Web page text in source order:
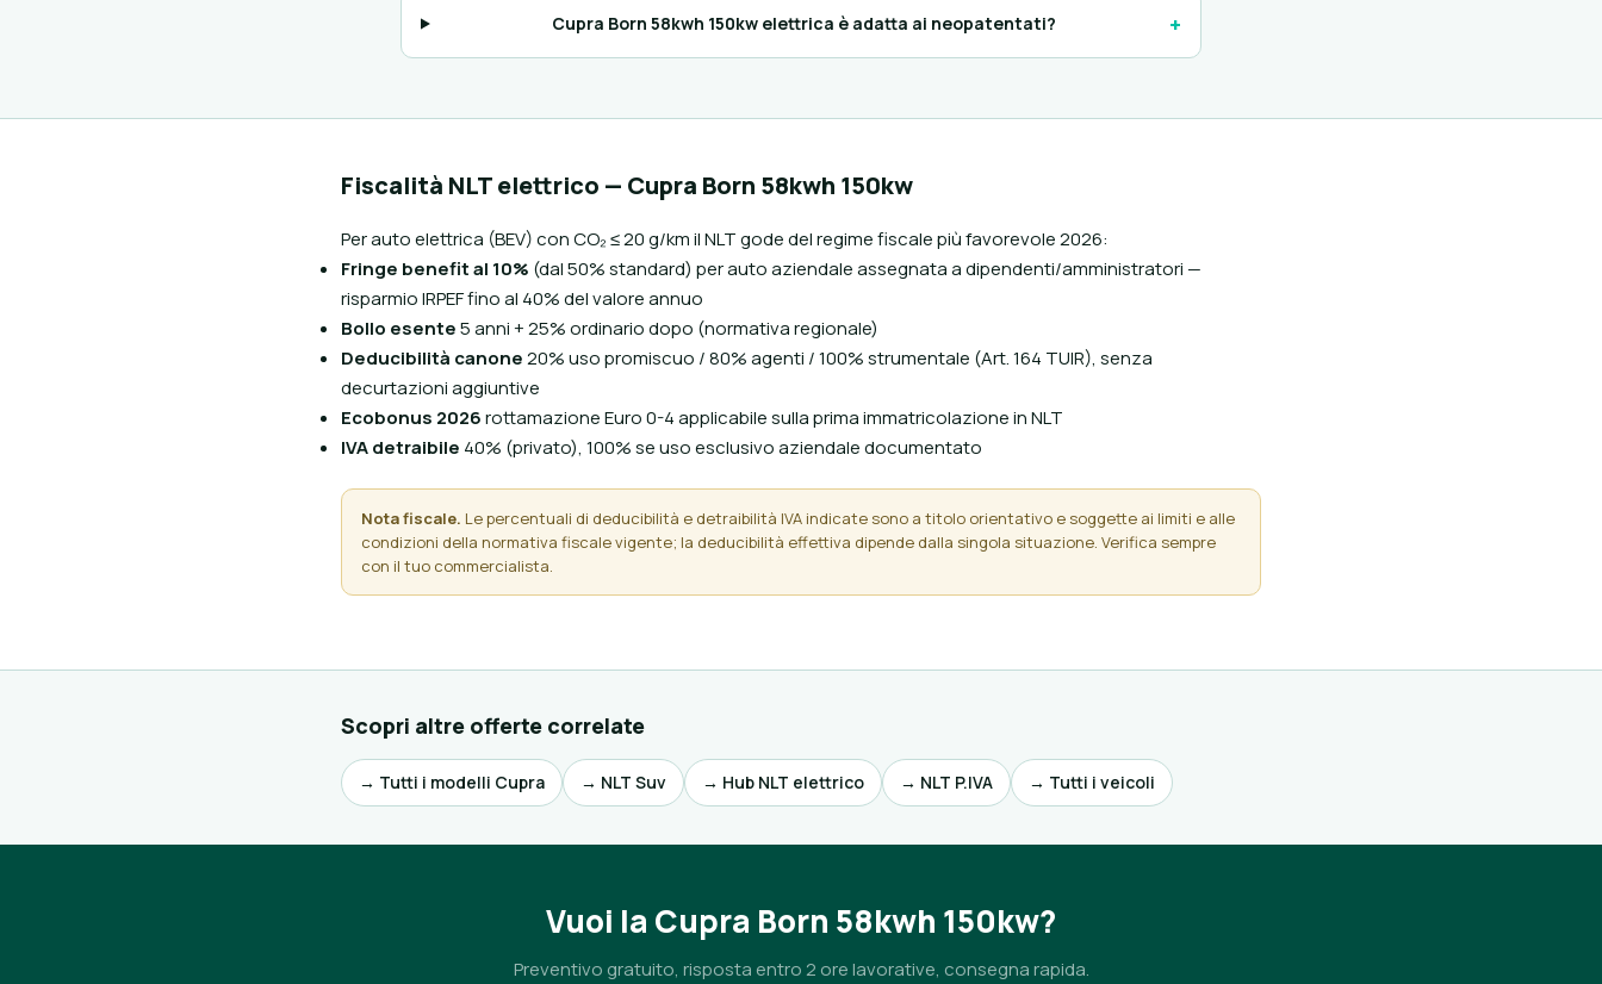
Cupra Born 58kwh 150kw elettrica è adatta ai neopatentati? +
Fiscalità NLT elettrico — Cupra Born 58kwh 150kw
Per auto elettrica (BEV) con CO₂ ≤ 20 g/km il NLT gode del regime fiscale più favorevole 2026:
Fringe benefit al 10% (dal 50% standard) per auto aziendale assegnata a dipendenti/amministratori —
risparmio IRPEF fino al 40% del valore annuo
Bollo esente5 anni + 25% ordinario dopo (normativa regionale)
Deducibilità canone20% uso promiscuo / 80% agenti / 100% strumentale (Art. 164 TUIR), senza
decurtazioni aggiuntive
Ecobonus 2026rottamazione Euro 0-4 applicabile sulla prima immatricolazione in NLT
IVA detraibile 40% (privato), 100% se uso esclusivo aziendale documentato
Nota fiscale. Le percentuali di deducibilità e detraibilità IVA indicate sono a titolo orientativo e soggette ai limiti e alle
condizioni della normativa fiscale vigente; la deducibilità effettiva dipende dalla singola situazione. Verifica sempre
con il tuo commercialista.
Scopri altre offerte correlate
→ Tutti i modelli Cupra → NLT Suv → Hub NLT elettrico → NLT P.IVA → Tutti i veicoli
Vuoi la Cupra Born 58kwh 150kw?
Preventivo gratuito, risposta entro 2 ore lavorative, consegna rapida.